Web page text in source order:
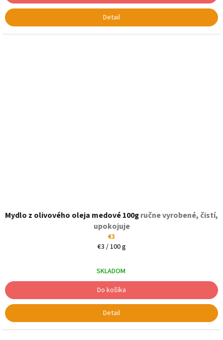
Detail
Mydlo z olivového oleja medové 100gručne vyrobené, čistí,
upokojuje
€3
Jednotková
€3 / 100 g
SKLADOM
Do košíka
Detail